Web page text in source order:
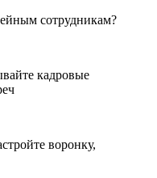
сотрудникам?
кадровые
воронку,